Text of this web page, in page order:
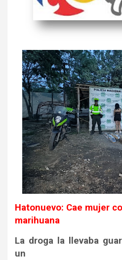
Hatonuevo: Cae mujer
marihuana
La droga la llevaba
un